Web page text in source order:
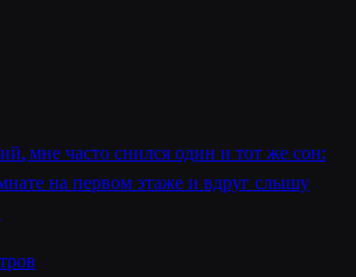
мне часто снился один и тот же сон:
на первом этаже и вдруг слышу